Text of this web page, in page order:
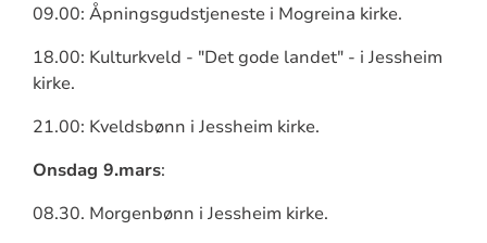
09.00: Åpningsgudstjeneste i Mogreina kirke.
18.00: Kulturkveld - "Det gode landet" - i Jessheim
kirke.
21.00: Kveldsbønn i Jessheim kirke.
Onsdag 9.mars:
08.30. Morgenbønn i Jessheim kirke.